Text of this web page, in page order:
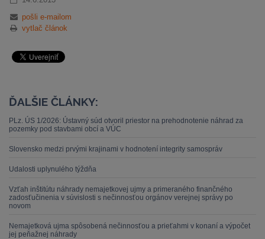
pošli e-mailom
vytlač článok
ĎALŠIE ČLÁNKY:
PLz. ÚS 1/2026: Ústavný súd otvoril priestor na prehodnotenie náhrad za
pozemky pod stavbami obcí a VÚC
Slovensko medzi prvými krajinami v hodnotení integrity samospráv
Udalosti uplynulého týždňa
Vzťah inštitútu náhrady nemajetkovej ujmy a primeraného finančného
zadosťučinenia v súvislosti s nečinnosťou orgánov verejnej správy po
novom
Nemajetková ujma spôsobená nečinnosťou a prieťahmi v konaní a výpočet
jej peňažnej náhrady